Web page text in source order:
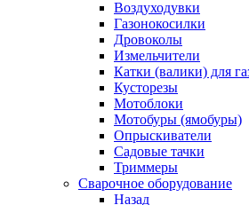
Воздуходувки
Газонокосилки
Дровоколы
Измельчители
Катки (валики) для
Кусторезы
Мотоблоки
Мотобуры (ямобуры)
Опрыскиватели
Садовые тачки
Триммеры
Сварочное оборудование
Назад